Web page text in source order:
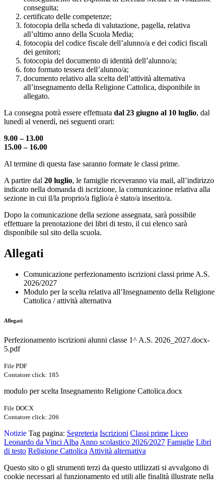
conseguita;
certificato delle competenze;
fotocopia della scheda di valutazione, pagella, relativa
all’ultimo anno della Scuola Media;
fotocopia del codice fiscale dell’alunno/a e dei codici fiscali
dei genitori;
fotocopia del documento di identità dell’alunno/a;
foto formato tessera dell’alunno/a;
documento relativo alla scelta dell’attività alternativa
all’insegnamento della Religione Cattolica, disponibile in
allegato.
La consegna potrà essere effettuata dal 23 giugno al 10 luglio, dal
lunedì al venerdì, nei seguenti orari:
9.00 – 13.00
15.00 – 16.00
Al termine di questa fase saranno formate le classi prime.
A partire dal 20 luglio, le famiglie riceveranno via mail, all’indirizzo
indicato nella domanda di iscrizione, la comunicazione relativa alla
sezione in cui il/la proprio/a figlio/a è stato/a inserito/a.
Dopo la comunicazione della sezione assegnata, sarà possibile
effettuare la prenotazione dei libri di testo, il cui elenco sarà
disponibile sul sito della scuola.
Allegati
Comunicazione perfezionamento iscrizioni classi prime A.S.
2026/2027
Modulo per la scelta relativa all’Insegnamento della Religione
Cattolica / attività alternativa
Allegati
Perfezionamento iscrizioni alunni classe 1^ A.S. 2026_2027.docx-
5.pdf
File PDF
Contatore click: 185
modulo per scelta Insegnamento Religione Cattolica.docx
File DOCX
Contatore click: 206
Notizie Tag pagina: Segreteria Iscrizioni Classi prime Liceo
Leonardo da Vinci Alba Anno scolastico 2026/2027 Famiglie Libri
di testo Religione Cattolica Attività alternativa
Questo sito o gli strumenti terzi da questo utilizzati si avvalgono di
cookie necessari al funzionamento ed utili alle finalità illustrate nella